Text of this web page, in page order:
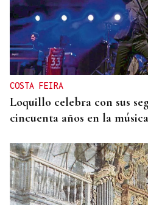
Galería | Brindis, música y
inaugurar la Feria del
COSTA FEIRA
Loquillo celebra con sus
cincuenta años en la música